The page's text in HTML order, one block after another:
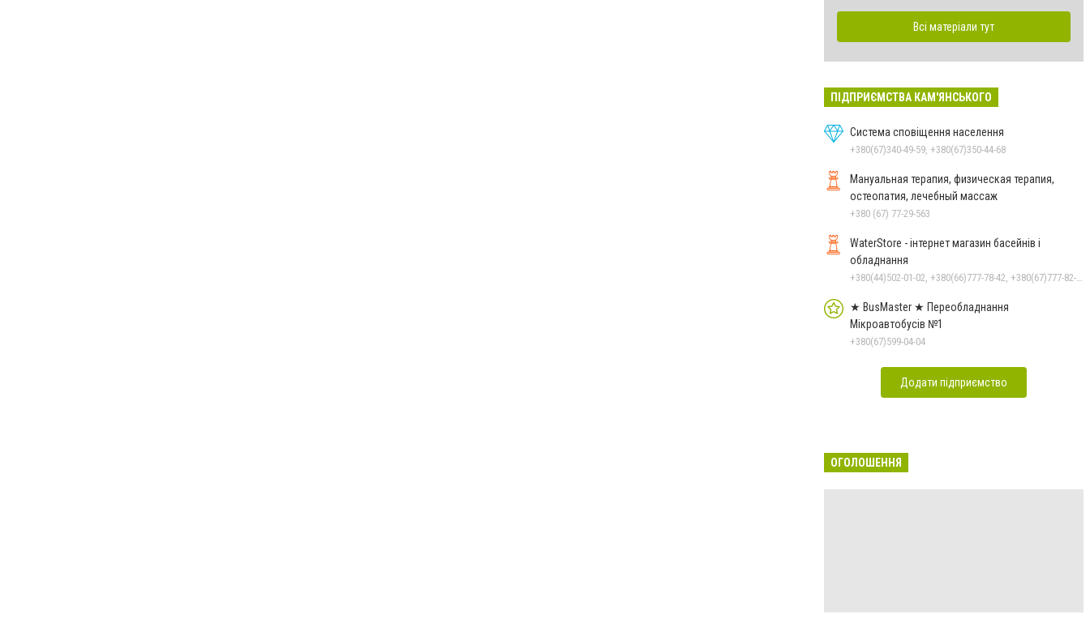
Всі матеріали тут
ПІДПРИЄМСТВА КАМ'ЯНСЬКОГО
Система сповіщення населення
+380(67)340-49-59, +380(67)350-44-68
Мануальная терапия, физическая терапия,
остеопатия, лечебный массаж
+380 (67) 77-29-563
WaterStore - інтернет магазин басейнів і
обладнання
★ BusMaster ★ Переобладнання
Мікроавтобусів №1
+380(67)599-04-04
Додати підприємство
ОГОЛОШЕННЯ